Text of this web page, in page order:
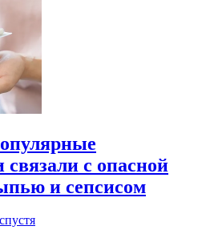
с опасной
и сепсисом